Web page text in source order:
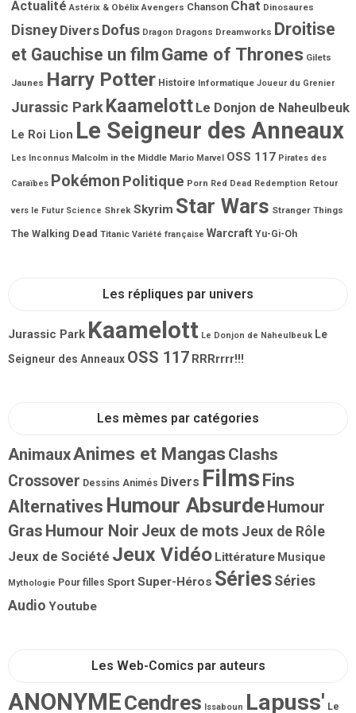
Actualité Astérix & Obélix Avengers Chanson Chat Dinosaures
Disney Divers Dofus Dragon Dragons Dreamworks Droitise
et Gauchise un film Game of Thrones Gilets
Jaunes Harry Potter Histoire Informatique Joueur du Grenier
Jurassic ParkKaamelott Le Donjon de Naheulbeuk
Le Roi Lion Le Seigneur des Anneaux
Les Inconnus Malcolm in the Middle Mario Marvel OSS 117 Pirates des
Caraïbes Pokémon Politique Porn Red Dead Redemption Retour
vers le Futur Science Shrek Skyrim Star Wars Stranger Things
The Walking Dead Titanic Variété française Warcraft Yu-Gi-Oh
Les répliques par univers
Jurassic Park Kaamelott Le Donjon de Naheulbeuk Le
Seigneur des Anneaux OSS 117 RRRrrrr!!!
Les mèmes par catégories
AnimauxAnimes et MangasClashs
Crossover Dessins Animés Divers Films Fins
Alternatives Humour AbsurdeHumour
Gras Humour Noir Jeux de mots Jeux de Rôle
Jeux de Société Jeux Vidéo Littérature Musique
Mythologie Pour filles SportSuper-Héros Séries Séries
Audio Youtube
Les Web-Comics par auteurs
ANONYMECendres Issaboun Lapuss' Le